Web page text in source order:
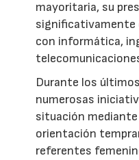
mayoritaria, su
significativamente
con informática,
Durante los
numerosas
situación
orientación
referentes